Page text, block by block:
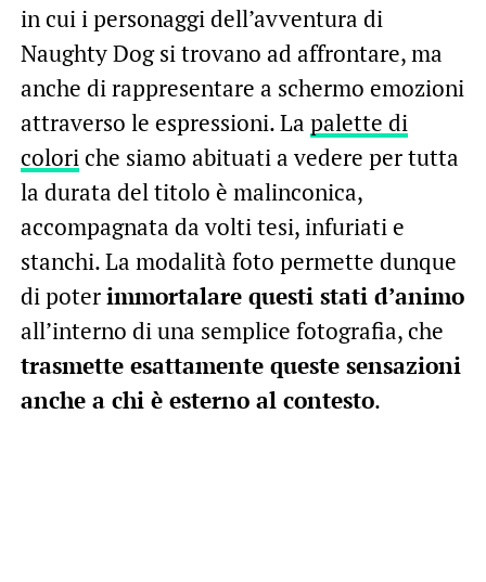
in cui i personaggi dell’avventura di
Naughty Dog si trovano ad affrontare, ma
anche di rappresentare a schermo emozioni
attraverso le espressioni. La palette di
coloriche siamo abituati a vedere per tutta
la durata del titolo è malinconica,
accompagnata da volti tesi, infuriati e
stanchi. La modalità foto permette dunque
di poterimmortalare questi stati d’animo
all’interno di una semplice fotografia, che
trasmette esattamente queste sensazioni
anche a chi è esterno al contesto.